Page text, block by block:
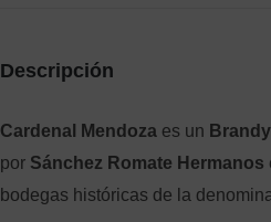
Descripción
Cardenal Mendoza es un
por Sánchez Romate Hermanos
bodegas históricas de la